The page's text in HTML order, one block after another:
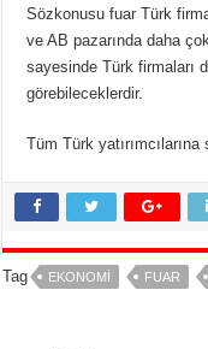
Sözkonusu fuar Türk
ve AB pazarında daha
sayesinde Türk firmaları
görebileceklerdir.
Tüm Türk
Tag EKONOMI FUAR